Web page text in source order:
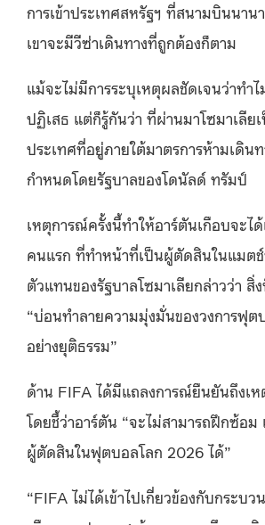
การเข้าประเทศสหรัฐฯ ที่สนามบินนาน
เขาจะมีวีซ่าเดินทางที่ถูกต้องก็ตาม
แม้จะไม่มีการระบุเหตุผลชัดเจนว่าทำไ
ปฏิเสธ แต่ก็รู้กันว่า ที่ผ่านมาโซมาเลีย
ประเทศที่อยู่ภายใต้มาตรการห้ามเดินท
กำหนดโดยรัฐบาลของโดนัลด์ ทรัมป์
เหตุการณ์ครั้งนี้ทำให้อาร์ตันเกือบจะไ
คนแรก ที่ทำหน้าที่เป็นผู้ตัดสินในแมต
ตัวแทนของรัฐบาลโซมาเลียกล่าวว่า สิ่
“บ่อนทำลายความมุ่งมั่นของวงการฟุต
อย่างยุติธรรม”
ด้าน FIFA ได้มีแถลงการณ์ยืนยันถึงเ
โดยชี้ว่าอาร์ตัน “จะไม่สามารถฝึกซ้อ
ผู้ตัดสินในฟุตบอลโลก 2026 ได้”
“FIFA ไม่ได้เข้าไปเกี่ยวข้องกับกระบว